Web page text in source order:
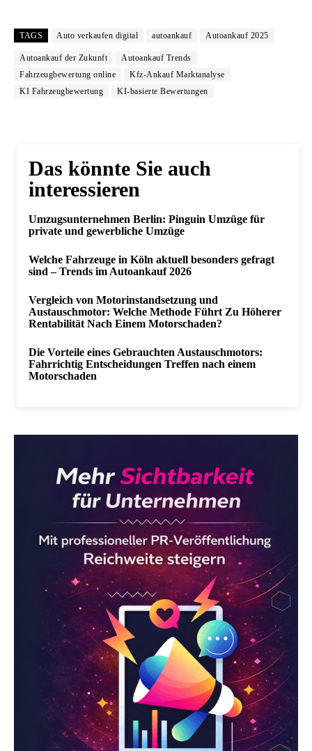
TAGS Auto verkaufen digital autoankauf Autoankauf 2025
Autoankauf der Zukunft
Autoankauf Trends
Fahrzeugbewertung online
Kfz-Ankauf Marktanalyse
KI Fahrzeugbewertung
KI-basierte Bewertungen
Das könnte Sie auch
interessieren
Umzugsunternehmen Berlin: Pinguin Umzüge für
private und gewerbliche Umzüge
Welche Fahrzeuge in Köln aktuell besonders gefragt
sind – Trends im Autoankauf 2026
Vergleich von Motorinstandsetzung und
Austauschmotor: Welche Methode Führt Zu Höherer
Rentabilität Nach Einem Motorschaden?
Die Vorteile eines Gebrauchten Austauschmotors:
Fahrrichtig Entscheidungen Treffen nach einem
Motorschaden